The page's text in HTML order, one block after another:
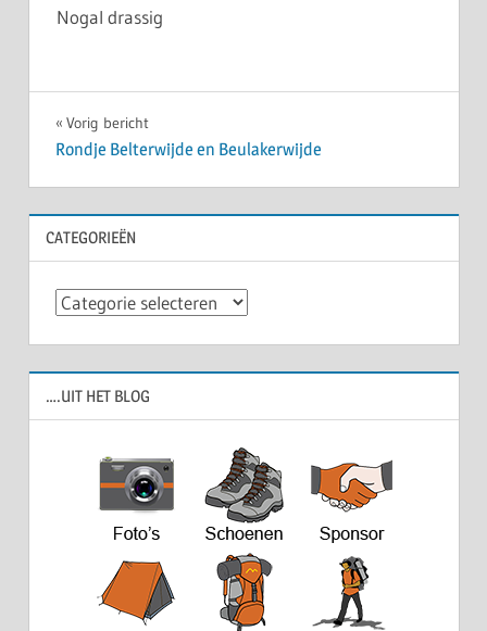
Nogal drassig
Bericht
navigatie
Vorig bericht
Rondje Belterwijde en Beulakerwijde
CATEGORIEËN
Categorieën
….UIT HET BLOG